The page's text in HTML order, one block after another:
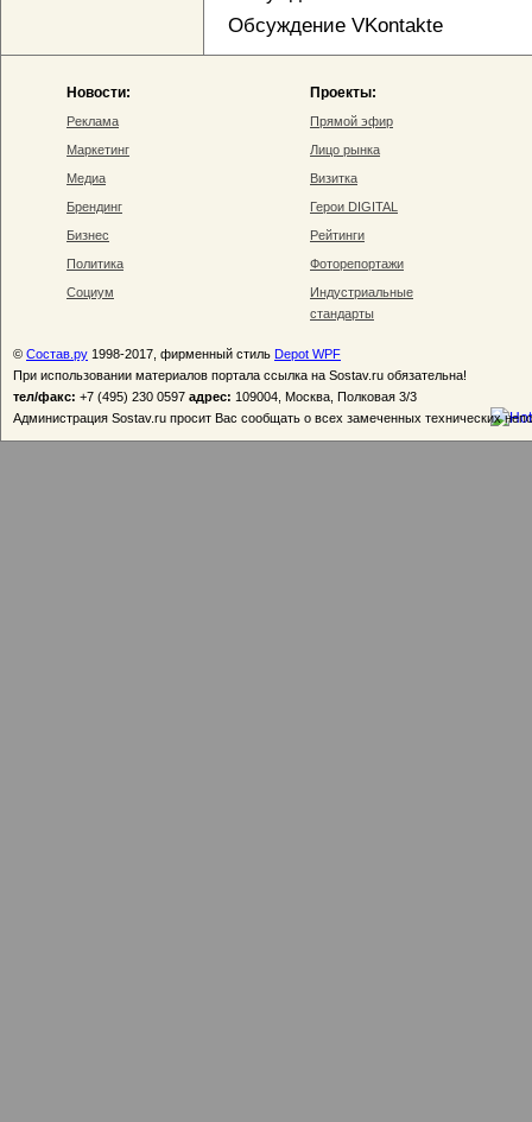
Обсуждение VKontakte
Новости:
Реклама
Маркетинг
Медиа
Брендинг
Бизнес
Политика
Социум
Проекты:
Прямой эфир
Лицо рынка
Визитка
Герои DIGITAL
Рейтинги
Фоторепортажи
Индустриальные
стандарты
© Состав.ру 1998-2017, фирменный стиль Depot WPF
При использовании материалов портала ссылка на Sostav.ru обязательна!
тел/факс: +7 (495) 230 0597 адрес: 109004, Москва, Полковая 3/3
Администрация Sostav.ru просит Вас сообщать о всех замеченных технических